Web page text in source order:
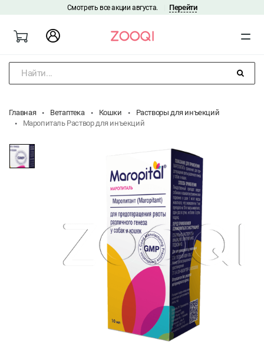
Смотреть все акции августа. Перейти
Найти...
Главная Ветаптека Кошки
Растворы для инъекций
Маропиталь Раствор для инъекций